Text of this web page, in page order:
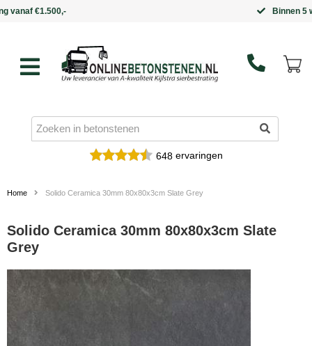
648ervaringen
Home Solido Ceramica 30mm 80x80x3cm Slate Grey
Solido Ceramica 30mm 80x80x3cm Slate
Grey